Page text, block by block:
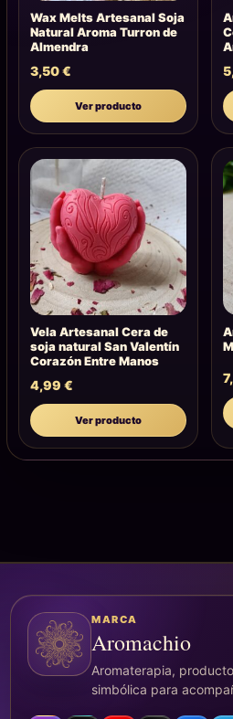
Wax Melts Artesanal Soja
Natural Aroma Turron de
Almendra
3,50€
Ver producto
Vela Artesanal Cera de
soja natural San Valentín
Corazón Entre Manos
4,99 €
Ver producto
MARCA
Aromachio
Aromaterapia,
simbólica para